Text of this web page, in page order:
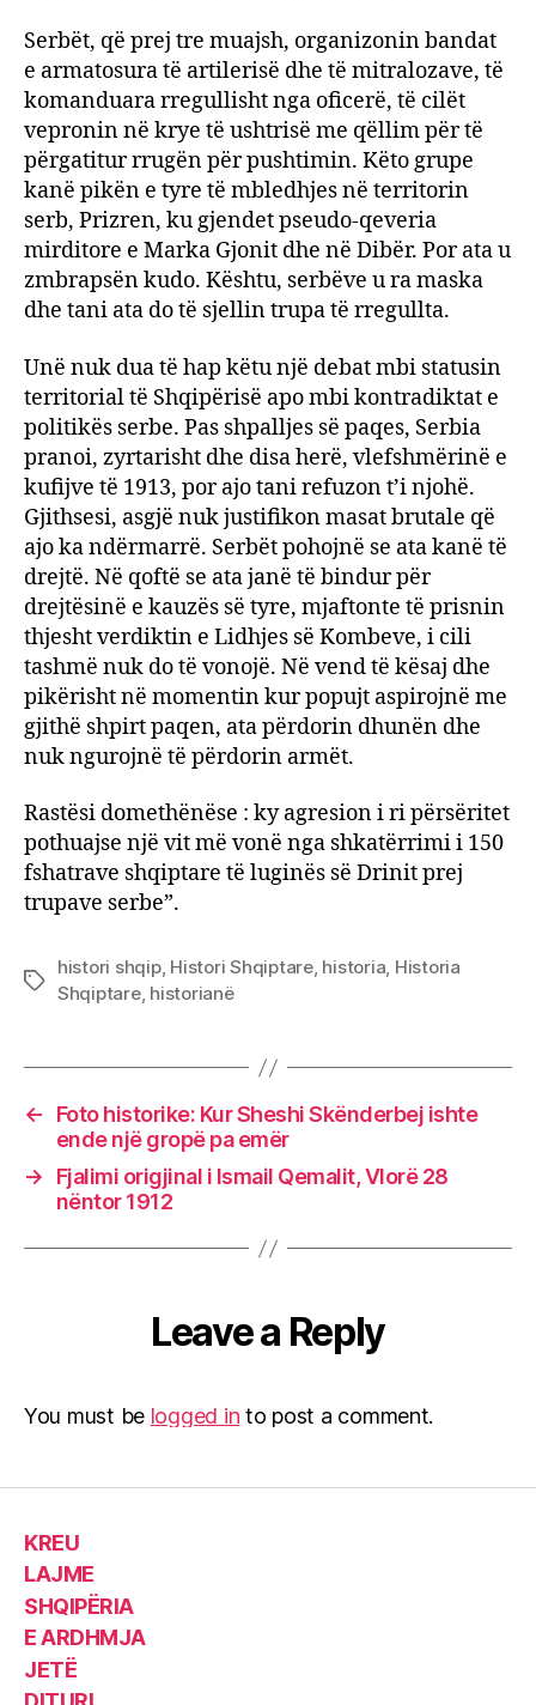
Serbët, që prej tre muajsh, organizonin bandat
e armatosura të artilerisë dhe të mitralozave, të
komanduara rregullisht nga oficerë, të cilët
vepronin në krye të ushtrisë me qëllim për të
përgatitur rrugën për pushtimin. Këto grupe
kanë pikën e tyre të mbledhjes në territorin
serb, Prizren, ku gjendet pseudo-qeveria
mirditore e Marka Gjonit dhe në Dibër. Por ata u
zmbrapsën kudo. Kështu, serbëve u ra maska
dhe tani ata do të sjellin trupa të rregullta.
Unë nuk dua të hap këtu një debat mbi statusin
territorial të Shqipërisë apo mbi kontradiktat e
politikës serbe. Pas shpalljes së paqes, Serbia
pranoi, zyrtarisht dhe disa herë, vlefshmërinë e
kufijve të 1913, por ajo tani refuzon t’i njohë.
Gjithsesi, asgjë nuk justifikon masat brutale që
ajo ka ndërmarrë. Serbët pohojnë se ata kanë të
drejtë. Në qoftë se ata janë të bindur për
drejtësinë e kauzës së tyre, mjaftonte të prisnin
thjesht verdiktin e Lidhjes së Kombeve, i cili
tashmë nuk do të vonojë. Në vend të kësaj dhe
pikërisht në momentin kur popujt aspirojnë me
gjithë shpirt paqen, ata përdorin dhunën dhe
nuk ngurojnë të përdorin armët.
Rastësi domethënëse : ky agresion i ri përsëritet
pothuajse një vit më vonë nga shkatërrimi i 150
fshatrave shqiptare të luginës së Drinit prej
trupave serbe”.
Tags
histori shqip, Histori Shqiptare, historia, Historia
Shqiptare, historianë
←
Foto historike: Kur Sheshi Skënderbej ishte
ende një gropë pa emër
→
Fjalimi origjinal i Ismail Qemalit, Vlorë 28
nëntor 1912
Leave a Reply
You must be logged in to post a comment.
KREU
LAJME
SHQIPËRIA
E ARDHMJA
JETË